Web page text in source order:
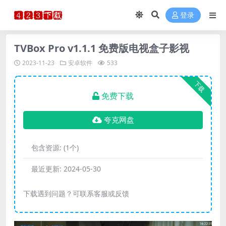
登录
TVBox Pro v1.1.1 免费版电视盒子影视
2023-11-23 安卓软件 533
下载
免费下载
夸克网盘
包含资源: (1个)
最近更新: 2024-05-30
下载遇到问题？可联系客服或反馈